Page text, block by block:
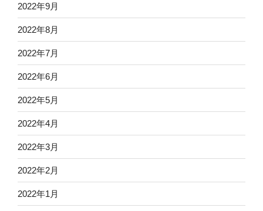
2022年9月
2022年8月
2022年7月
2022年6月
2022年5月
2022年4月
2022年3月
2022年2月
2022年1月